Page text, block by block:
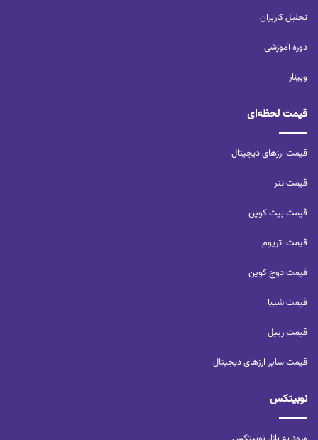
تحلیل کاربران‌
دوره آموزشی
وبینار
قیمت لحظه‌ای
قیمت ارزهای دیجیتال
قیمت تتر
قیمت بیت کوین
قیمت اتریوم
قیمت دوج کوین
قیمت شیبا
قیمت ریپل
قیمت سایر ارزهای دیجیتال
نوبیتکس